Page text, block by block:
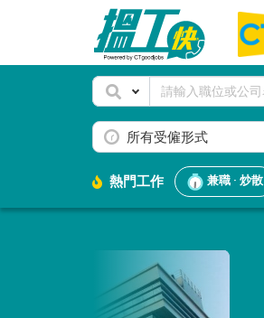
所有受僱形式
熱門工作 兼職 · 炒散